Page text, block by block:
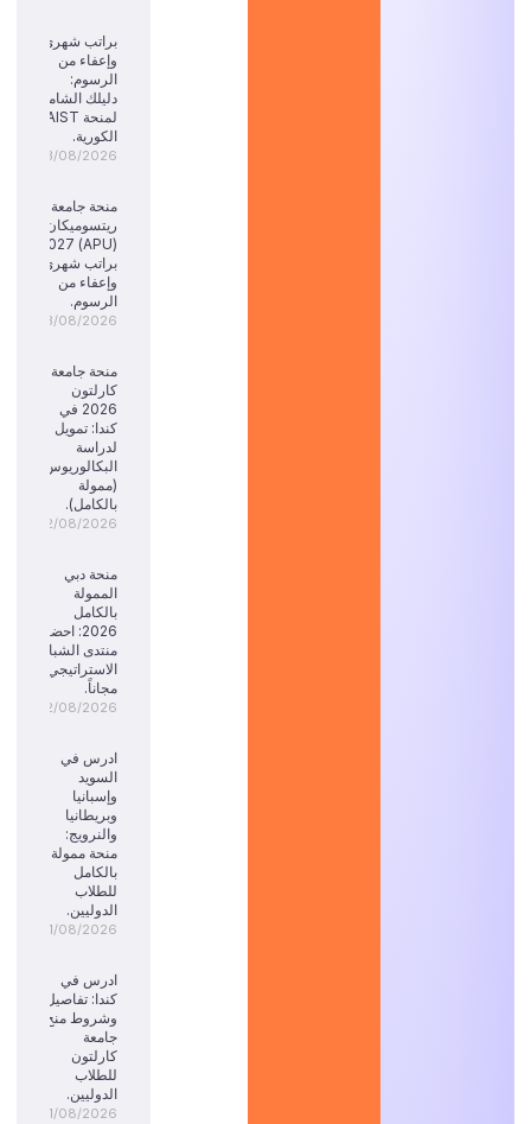
براتب شهري
وإعفاء من
الرسوم:
دليلك الشامل
لمنحة KAIST
الكورية.
03/08/2026
منحة جامعة
ريتسوميكان
براتب شهري
وإعفاء من
الرسوم.
03/08/2026
منحة جامعة
كارلتون
2026 في
كندا: تمويل
لدراسة
البكالوريوس
(ممولة
بالكامل).
02/08/2026
منحة دبي
الممولة
بالكامل
2026: احضر
منتدى الشباب
الاستراتيجي
مجاناً.
02/08/2026
ادرس في
السويد
وإسبانيا
وبريطانيا
والنرويج:
منحة ممولة
بالكامل
للطلاب
الدوليين.
01/08/2026
ادرس في
كندا: تفاصيل
وشروط منح
جامعة
كارلتون
للطلاب
الدوليين.
01/08/2026